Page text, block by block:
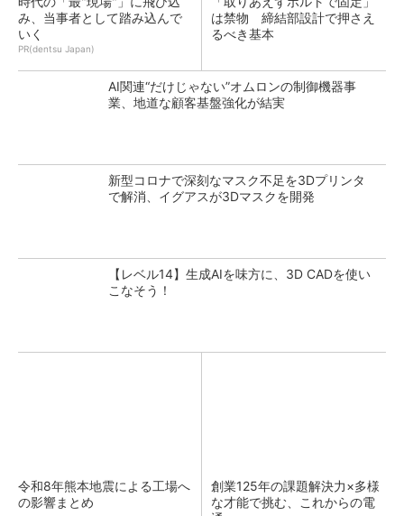
み、当事者として踏み込んで
いく
PR(dentsu Japan)
は禁物 締結部設計で押さえ
るべき基本
AI関連“だけじゃない”オムロンの制御機器事
業、地道な顧客基盤強化が結実
新型コロナで深刻なマスク不足を3Dプリンタ
で解消、イグアスが3Dマスクを開発
【レベル14】生成AIを味方に、3D CADを使い
こなそう！
令和8年熊本地震による工場へ
の影響まとめ
創業125年の課題解決力×多様
な才能で挑む、これからの電